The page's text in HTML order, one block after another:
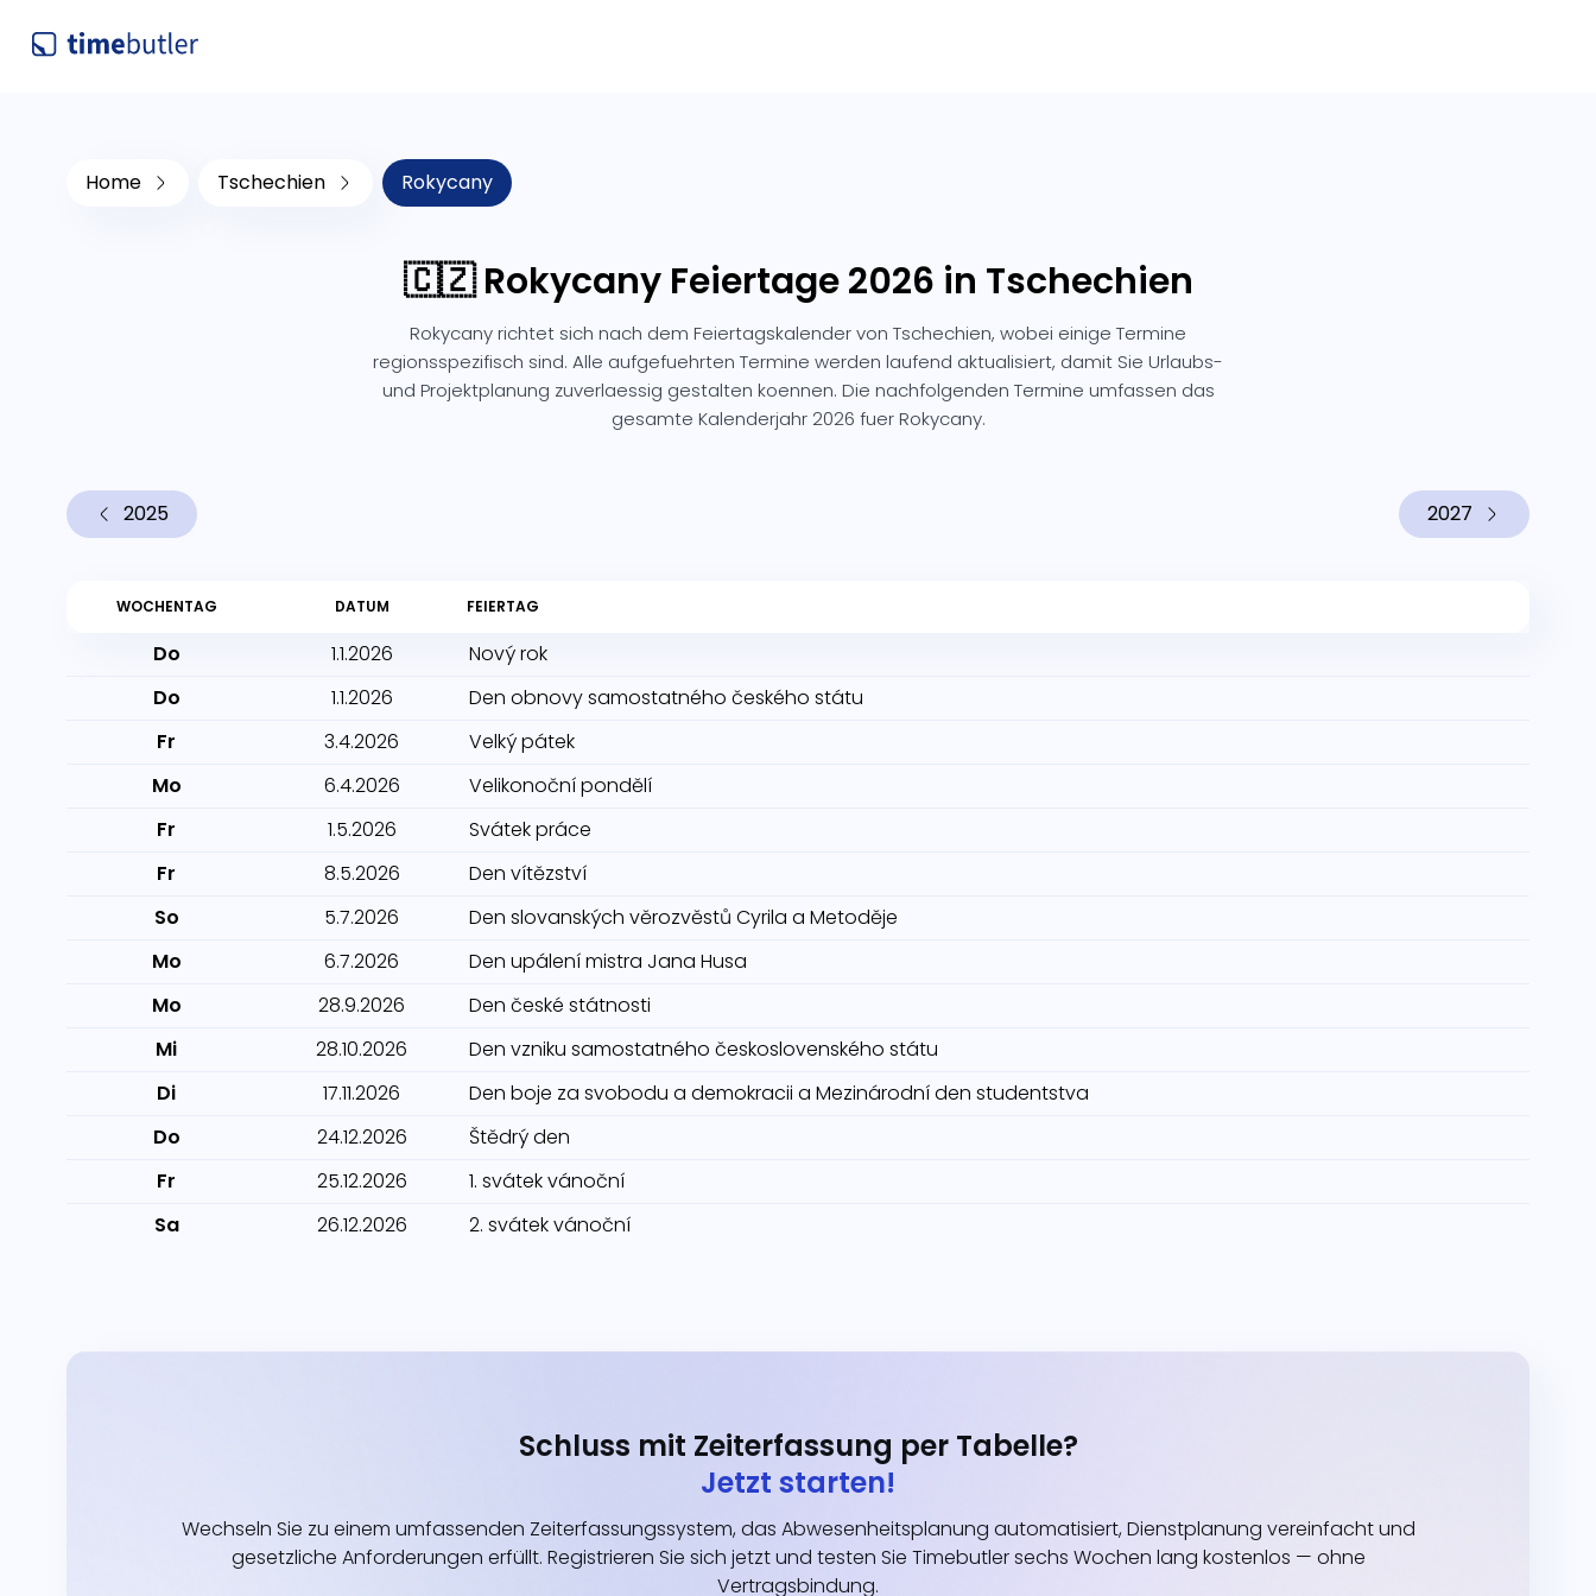
Home Tschechien Rokycany
🇨🇿 Rokycany Feiertage 2026 in Tschechien
Rokycany richtet sich nach dem Feiertagskalender von Tschechien, wobei einige Termine
regionsspezifisch sind. Alle aufgefuehrten Termine werden laufend aktualisiert, damit Sie Urlaubs-
und Projektplanung zuverlaessig gestalten koennen. Die nachfolgenden Termine umfassen das
gesamte Kalenderjahr 2026 fuer Rokycany.
2025 2027
WOCHENTAG DATUM FEIERTAG
Do 1.1.2026
Nový rok
Do
1.1.2026
Den obnovy samostatného českého státu
Fr
3.4.2026
Velký pátek
Mo
6.4.2026
Velikonoční pondělí
Fr
1.5.2026
Svátek práce
Fr
8.5.2026
Den vítězství
So
5.7.2026
Den slovanských věrozvěstů Cyrila a Metoděje
Mo
6.7.2026
Den upálení mistra Jana Husa
Mo
28.9.2026
Den české státnosti
Mi
28.10.2026
Den vzniku samostatného československého státu
Di
17.11.2026
Den boje za svobodu a demokracii a Mezinárodní den studentstva
Do
24.12.2026
Štědrý den
Fr
25.12.2026
1. svátek vánoční
Sa
26.12.2026 2. svátek vánoční
Schluss mit Zeiterfassung per Tabelle?
Jetzt starten!
Wechseln Sie zu einem umfassenden Zeiterfassungssystem, das Abwesenheitsplanung automatisiert, Dienstplanung vereinfacht und
gesetzliche Anforderungen erfüllt. Registrieren Sie sich jetzt und testen Sie Timebutler sechs Wochen lang kostenlos — ohne
Vertragsbindung.